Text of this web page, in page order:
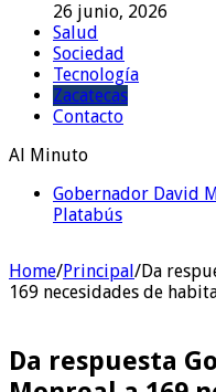
26 junio, 2026
Salud
Sociedad
Tecnología
Zacatecas
Contacto
Al Minuto
Gobernador David
Platabús
Home/Principal/Da
169 necesidades de
Da respuesta